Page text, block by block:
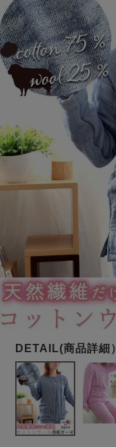
春
春
オーガニック素材
柳
柄物
売れ筋ランキング
マタニティ
パジャマ
体型別におすすめパジ
ャマ
売れ筋ランキング
- Item Ranking -
目的
パジャマ
上着単品
すべてのメン
ズ
パジャマ
お支払い・送料・配送
について
会社概要